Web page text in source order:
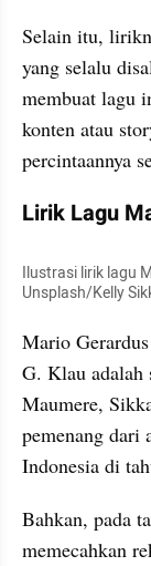
Selain itu,
yang selalu
membuat lagu
konten atau
percintaannya
Lirik Lagu
Ilustrasi lirik lagu
Unsplash/Kelly
Mario
G. Klau adalah
Maumere,
pemenang dari
Indonesia di
Bahkan, pada
memecahkan